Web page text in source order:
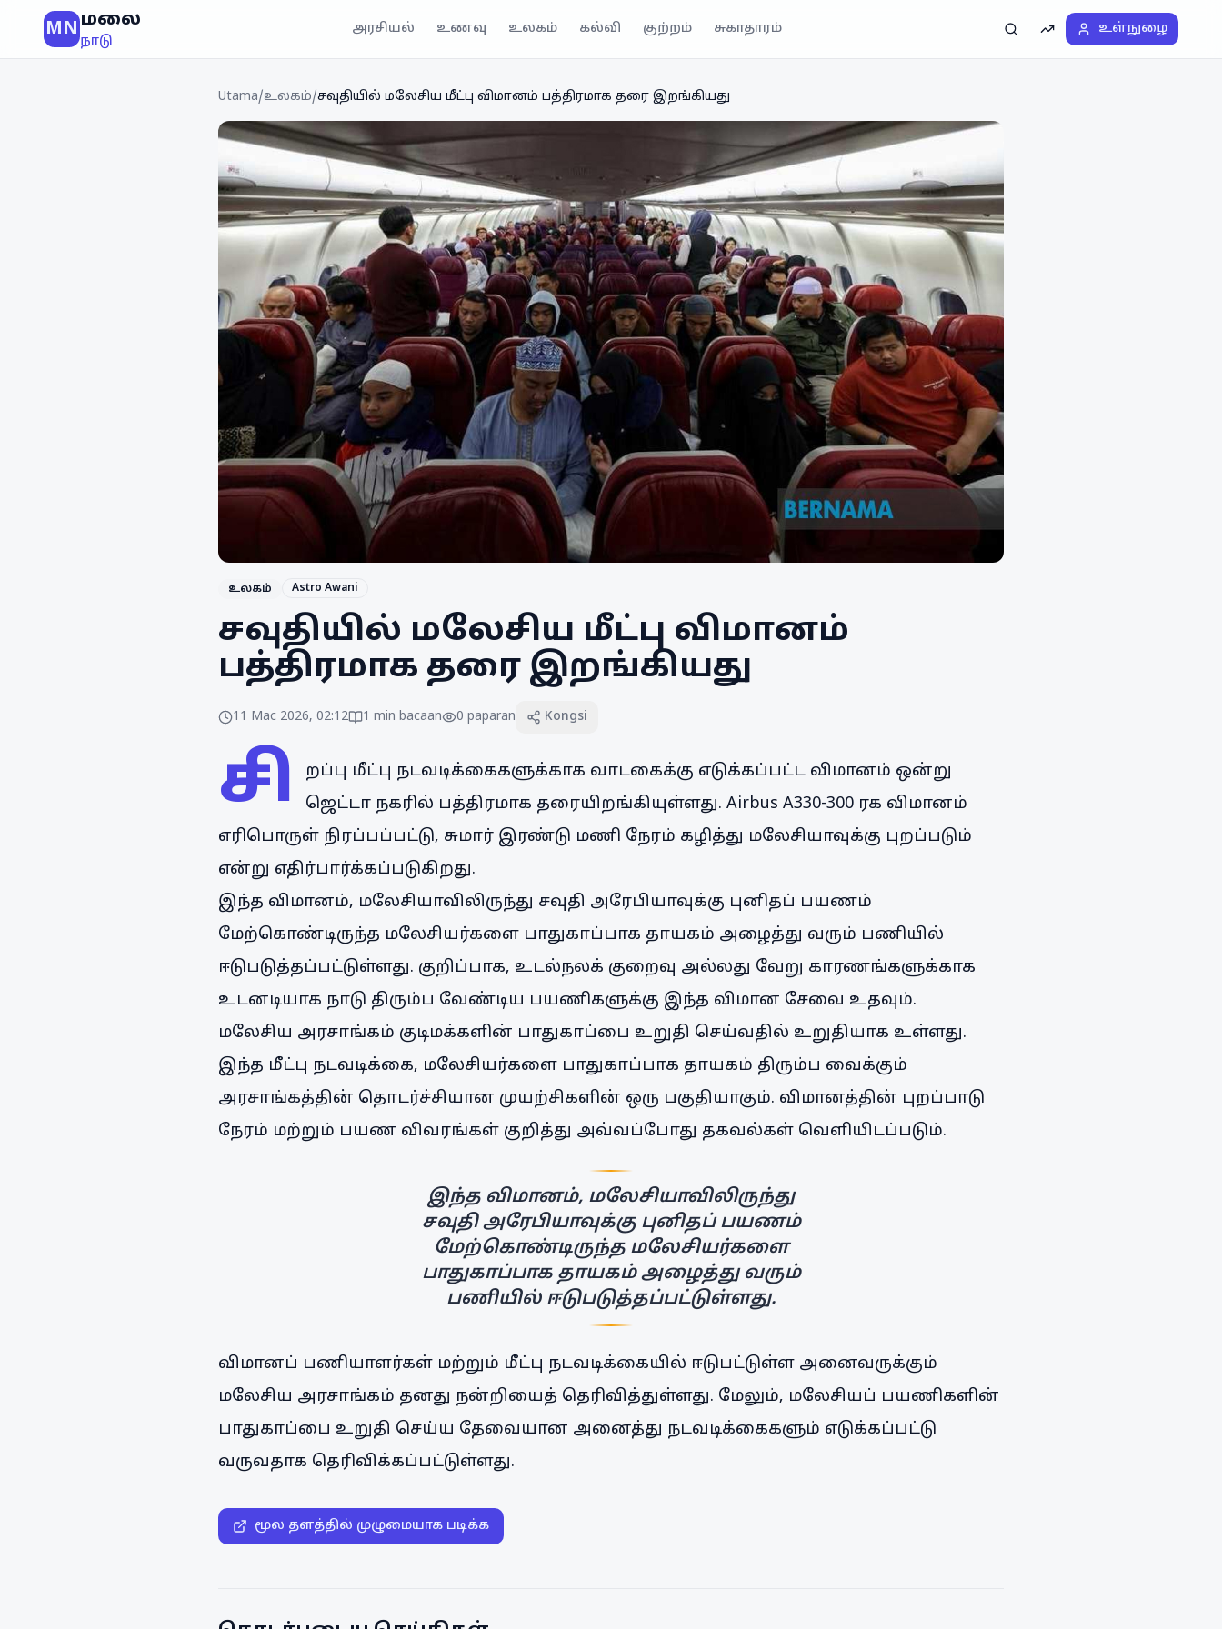
MN மலை
நாடு
அரசியல் உணவு உலகம் கல்வி குற்றம் சுகாதாரம் தேடல்டிரெண்டிங்உள்நுழை
Utama/உலகம்/சவுதியில் மலேசிய மீட்பு விமானம் பத்திரமாக தரை இறங்கியது
உலகம் Astro Awani
சவுதியில் மலேசிய மீட்பு விமானம்
பத்திரமாக தரை இறங்கியது
11 Mac 2026, 02:12 1 min bacaan 0 paparan Kongsi
சி
றப்பு மீட்பு நடவடிக்கைகளுக்காக வாடகைக்கு எடுக்கப்பட்ட விமானம் ஒன்று
ஜெட்டா நகரில் பத்திரமாக தரையிறங்கியுள்ளது. Airbus A330-300 ரக விமானம்
எரிபொருள் நிரப்பப்பட்டு, சுமார் இரண்டு மணி நேரம் கழித்து மலேசியாவுக்கு புறப்படும்
என்று எதிர்பார்க்கப்படுகிறது.
இந்த விமானம், மலேசியாவிலிருந்து சவுதி அரேபியாவுக்கு புனிதப் பயணம்
மேற்கொண்டிருந்த மலேசியர்களை பாதுகாப்பாக தாயகம் அழைத்து வரும் பணியில்
ஈடுபடுத்தப்பட்டுள்ளது. குறிப்பாக, உடல்நலக் குறைவு அல்லது வேறு காரணங்களுக்காக
உடனடியாக நாடு திரும்ப வேண்டிய பயணிகளுக்கு இந்த விமான சேவை உதவும்.
மலேசிய அரசாங்கம் குடிமக்களின் பாதுகாப்பை உறுதி செய்வதில் உறுதியாக உள்ளது.
இந்த மீட்பு நடவடிக்கை, மலேசியர்களை பாதுகாப்பாக தாயகம் திரும்ப வைக்கும்
அரசாங்கத்தின் தொடர்ச்சியான முயற்சிகளின் ஒரு பகுதியாகும். விமானத்தின் புறப்பாடு
நேரம் மற்றும் பயண விவரங்கள் குறித்து அவ்வப்போது தகவல்கள் வெளியிடப்படும்.
இந்த விமானம், மலேசியாவிலிருந்து
சவுதி அரேபியாவுக்கு புனிதப் பயணம்
மேற்கொண்டிருந்த மலேசியர்களை
பாதுகாப்பாக தாயகம் அழைத்து வரும்
பணியில் ஈடுபடுத்தப்பட்டுள்ளது.
விமானப் பணியாளர்கள் மற்றும் மீட்பு நடவடிக்கையில் ஈடுபட்டுள்ள அனைவருக்கும்
மலேசிய அரசாங்கம் தனது நன்றியைத் தெரிவித்துள்ளது. மேலும், மலேசியப் பயணிகளின்
பாதுகாப்பை உறுதி செய்ய தேவையான அனைத்து நடவடிக்கைகளும் எடுக்கப்பட்டு
வருவதாக தெரிவிக்கப்பட்டுள்ளது.
மூல தளத்தில் முழுமையாக படிக்க